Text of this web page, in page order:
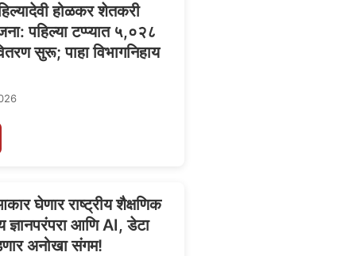
होळकर शेतकरी
पहिल्या टप्प्यात ५,०२८
सुरू; पाहा विभागनिहाय
घेणार राष्ट्रीय शैक्षणिक
ज्ञानपरंपरा आणि AI, डेटा
अनोखा संगम!